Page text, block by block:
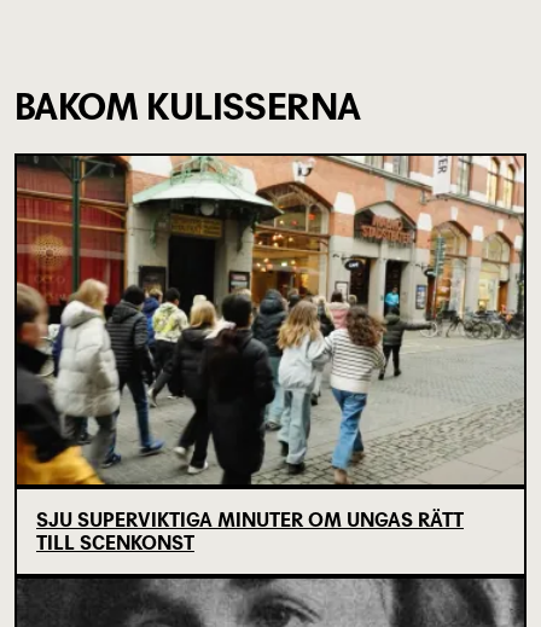
BAKOM KULISSERNA
SJU SUPERVIKTIGA MINUTER OM UNGAS RÄTT
TILL SCENKONST